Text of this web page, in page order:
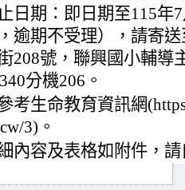
日期：即日期至115年
逾期不受理），請寄
208號，聯興國小輔導
分機206。
考生命教育資訊網
3)。
內容及表格如附件，